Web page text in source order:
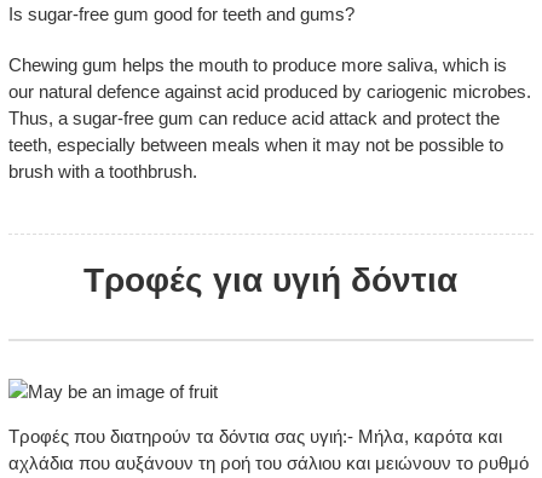
Is sugar-free gum good for teeth and gums?
Chewing gum helps the mouth to produce more saliva, which is
our natural defence against acid produced by cariogenic microbes.
Thus, a sugar-free gum can reduce acid attack and protect the
teeth, especially between meals when it may not be possible to
brush with a toothbrush.
Τροφές για υγιή δόντια
Τροφές που διατηρούν τα δόντια σας υγιή:- Μήλα, καρότα και
αχλάδια που αυξάνουν τη ροή του σάλιου και μειώνουν το ρυθμό